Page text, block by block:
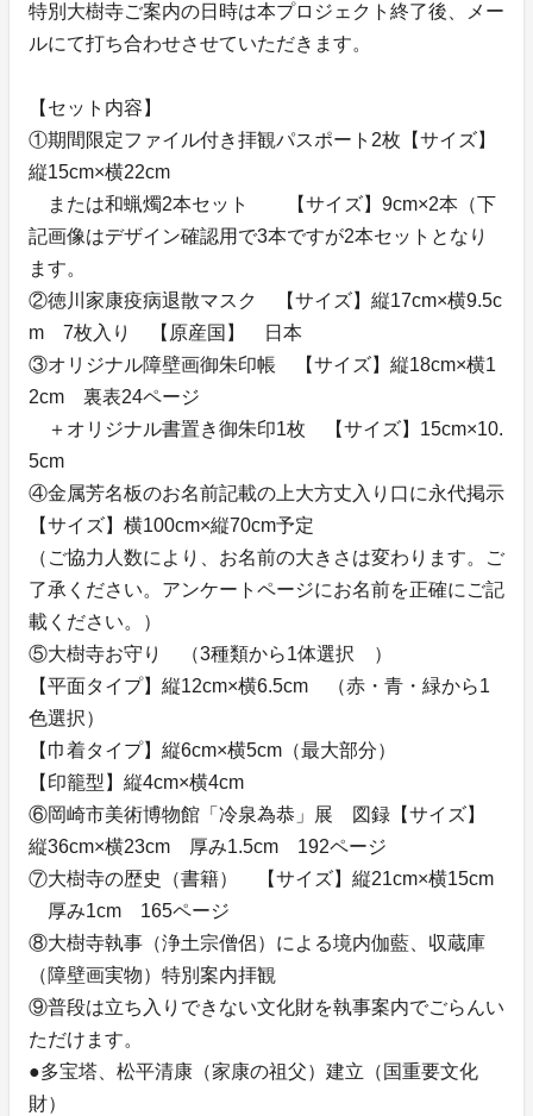
特別大樹寺ご案内の日時は本プロジェクト終了後、メー
ルにて打ち合わせさせていただきます。
【セット内容】
①期間限定ファイル付き拝観パスポート2枚【サイズ】
縦15cm×横22cm
または和蝋燭2本セット 【サイズ】9cm×2本（下
記画像はデザイン確認用で3本ですが2本セットとなり
ます。
②徳川家康疫病退散マスク 【サイズ】縦17cm×横9.5c
m 7枚入り 【原産国】 日本
③オリジナル障壁画御朱印帳 【サイズ】縦18cm×横1
2cm 裏表24ページ
＋オリジナル書置き御朱印1枚 【サイズ】15cm×10.
5cm
④金属芳名板のお名前記載の上大方丈入り口に永代掲示
【サイズ】横100cm×縦70cm予定
（ご協力人数により、お名前の大きさは変わります。ご
了承ください。アンケートページにお名前を正確にご記
載ください。）
⑤大樹寺お守り （3種類から1体選択 ）
【平面タイプ】縦12cm×横6.5cm （赤・青・緑から1
色選択）
【巾着タイプ】縦6cm×横5cm（最大部分）
【印籠型】縦4cm×横4cm
⑥岡崎市美術博物館「冷泉為恭」展 図録【サイズ】
縦36cm×横23cm 厚み1.5cm 192ページ
⑦大樹寺の歴史（書籍） 【サイズ】縦21cm×横15cm
厚み1cm 165ページ
⑧大樹寺執事（浄土宗僧侶）による境内伽藍、収蔵庫
（障壁画実物）特別案内拝観
⑨普段は立ち入りできない文化財を執事案内でごらんい
ただけます。
●多宝塔、松平清康（家康の祖父）建立（国重要文化
財）